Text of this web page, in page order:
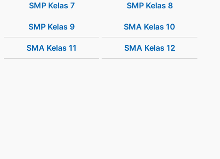
SMP Kelas 7 SMP Kelas 8
SMP Kelas 9 SMA Kelas 10
SMA Kelas 11 SMA Kelas 12